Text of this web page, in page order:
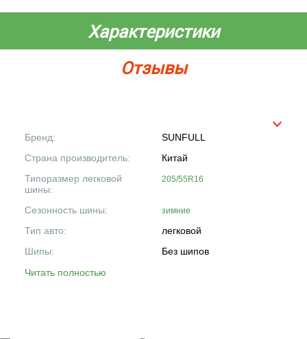
Характеристики
Отзывы
Бренд:
SUNFULL
Страна производитель:
Китай
Типоразмер легковой
шины:
205/55R16
Сезонность шины: зимние
Тип авто:
легковой
Шипы:
Без шипов
Читать полностью